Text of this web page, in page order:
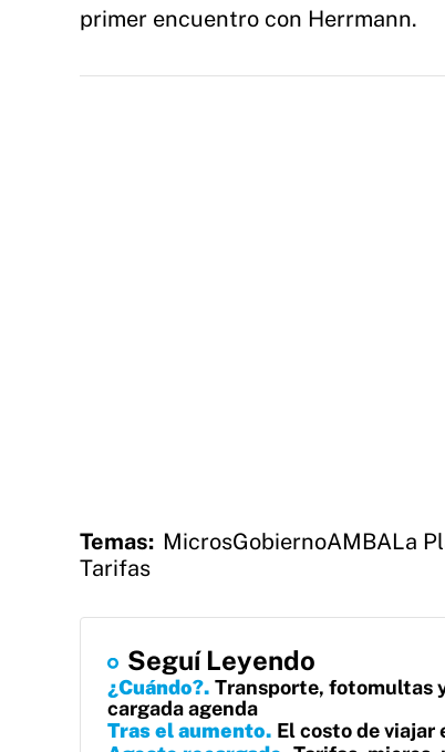
primer encuentro con Herrmann.
Temas: MicrosGobiernoAMBALa
Tarifas
Seguí Leyendo
¿Cuándo? Transporte, fotomultas
cargada agenda
Tras el aumento El costo de viajar